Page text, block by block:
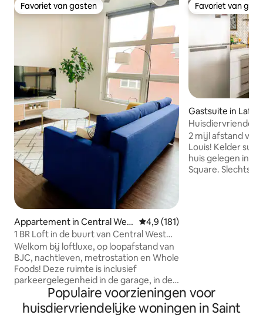
Favoriet van gasten
Favoriet van gasten
Appartement in Central West
End
Gemiddelde beoordeling van
4,9 (181)
1 BR Loft in de buurt van Central West
End, lopen naar BJC
Welkom bij loftluxe, op loopafstand van
BJC, nachtleven, metrostation en Whole
Foods! Deze ruimte is inclusief
parkeergelegenheid in de garage, in de
unit W/D, en alles om een nacht of een
maand te verblijven! Andere geweldige
Favoriet van
Favoriet van
Gastsuite in
re
van het centrum
2 mijl afstand
Louis! Kelder
huis gelegen in
Square. Slechts 1
straat. Goed
welkom voor een
Populaire voorzieningen voor
huisdiervriendelijke woningen in Saint